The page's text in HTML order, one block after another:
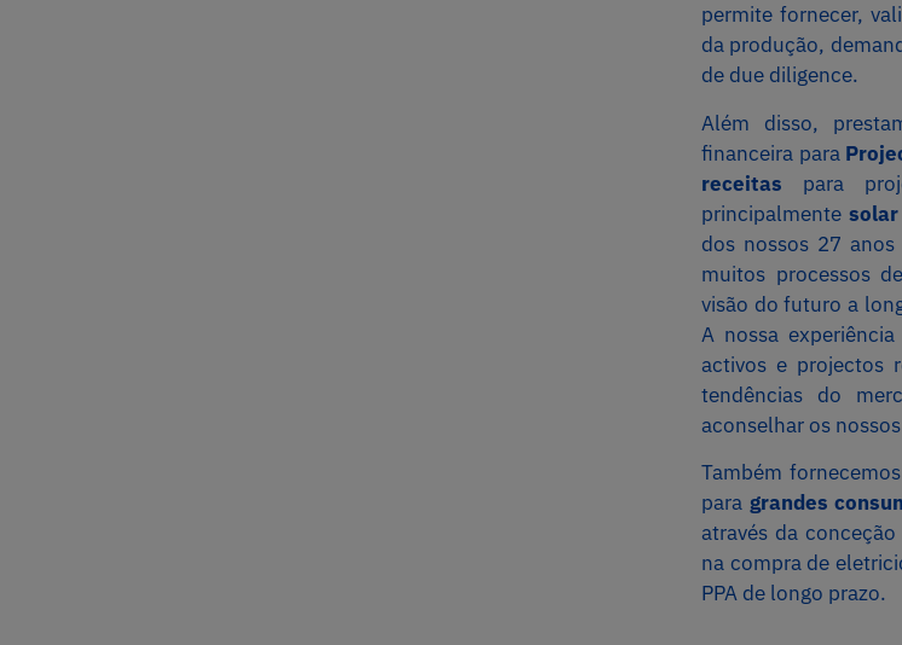
permite fornecer,
da produção,
de due diligence.
Além disso,
financeira para
receitas para
principalmente
dos nossos 27
muitos processos
visão do futuro a
A nossa
activos e projectos
tendências do
aconselhar os
Também
para grandes
através da
na compra de
PPA de longo prazo.